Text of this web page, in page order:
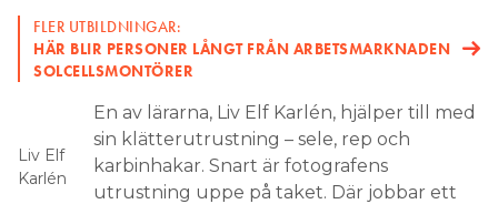
FLER UTBILDNINGAR:
HÄR BLIR PERSONER LÅNGT FRÅN ARBETSMARKNADEN
SOLCELLSMONTÖRER
Liv Elf
Karlén
En av lärarna, Liv Elf Karlén, hjälper till med
sin klätterutrustning – sele, rep och
karbinhakar. Snart är fotografens
utrustning uppe på taket. Där jobbar ett